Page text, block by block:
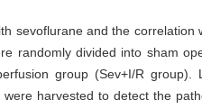
sevoflurane and the correlation
randomly divided into sham
group (Sev+I/R
harvested to detect the